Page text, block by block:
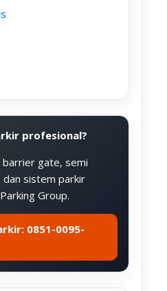
profesional?
barrier gate, semi
dan sistem parkir
Group.
0851-0095-